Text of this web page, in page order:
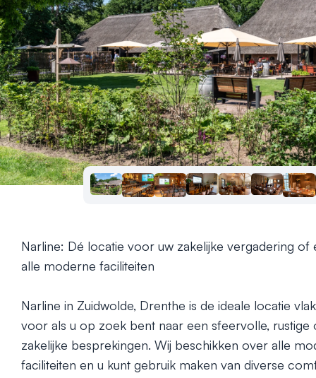
Narline: Dé locatie voor uw zakelijke vergadering of
alle moderne faciliteiten
Narline in Zuidwolde, Drenthe is de ideale locatie
voor als u op zoek bent naar een sfeervolle,
zakelijke besprekingen. Wij beschikken over alle
faciliteiten en u kunt gebruik maken van diverse